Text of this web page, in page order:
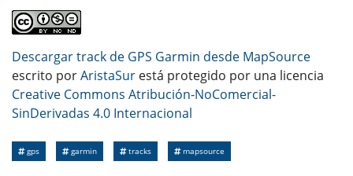
Descargar track de GPS Garmin desde MapSource
escrito porAristaSur está protegido por una licencia
Creative Commons Atribución-NoComercial-
SinDerivadas 4.0 Internacional
gps garmin tracks mapsource